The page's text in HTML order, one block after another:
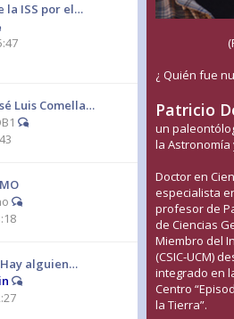
la ISS por el…
Luis Comella…
alguien…
¿ Quién fue
Patricio
un
la Astronomía
Doctor en
especialista
profesor de
de Ciencias
Miembro del
(CSIC-UCM)
integrado en
Centro
la Tierra”.